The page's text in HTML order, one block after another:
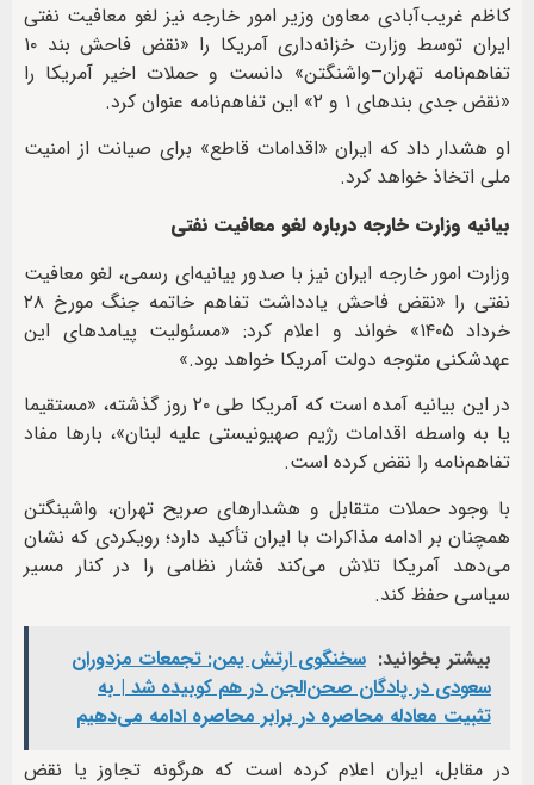
کاظم غریب‌آبادی معاون وزیر امور خارجه نیز لغو معافیت نفتی
ایران توسط وزارت خزانه‌داری آمریکا را «نقض فاحش بند ۱۰
تفاهم‌نامه تهران–واشنگتن» دانست و حملات اخیر آمریکا را
«نقض جدی بندهای ۱ و ۲» این تفاهم‌نامه عنوان کرد.
او هشدار داد که ایران «اقدامات قاطع» برای صیانت از امنیت
ملی اتخاذ خواهد کرد.
بیانیه وزارت خارجه درباره لغو معافیت نفتی
وزارت امور خارجه ایران نیز با صدور بیانیه‌ای رسمی، لغو معافیت
نفتی را «نقض فاحش یادداشت تفاهم خاتمه جنگ مورخ ۲۸
خرداد ۱۴۰۵» خواند و اعلام کرد: «مسئولیت پیامدهای این
عهدشکنی متوجه دولت آمریکا خواهد بود.»
در این بیانیه آمده است که آمریکا طی ۲۰ روز گذشته، «مستقیما
یا به واسطه اقدامات رژیم صهیونیستی علیه لبنان»، بارها مفاد
تفاهم‌نامه را نقض کرده است.
با وجود حملات متقابل و هشدارهای صریح تهران، واشینگتن
همچنان بر ادامه مذاکرات با ایران تأکید دارد؛ رویکردی که نشان
می‌دهد آمریکا تلاش می‌کند فشار نظامی را در کنار مسیر
سیاسی حفظ کند.
بیشتر بخوانید: سخنگوی ارتش یمن: تجمعات مزدوران
سعودی در پادگان صحن‌الجن در هم کوبیده شد | به
تثبیت معادله محاصره در برابر محاصره ادامه می‌دهیم
در مقابل، ایران اعلام کرده است که هرگونه تجاوز یا نقض